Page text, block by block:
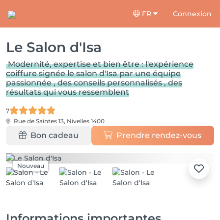
FR Connexion
Le Salon d'Isa
Modernité, expertise et bien être : l'expérience
coiffure signée le salon d'Isa par une équipe
passionnée , des conseils personnalisés , des
résultats qui vous ressemblent
7
Rue de Saintes 13, Nivelles 1400
Bon cadeau Prendre rendez-vous
Nouveau